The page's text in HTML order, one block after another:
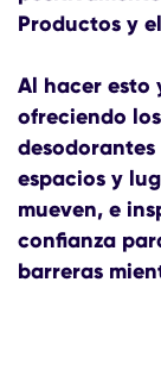
Productos y
Al hacer esto
ofreciendo
espacios y
mueven, e
confianza
barreras